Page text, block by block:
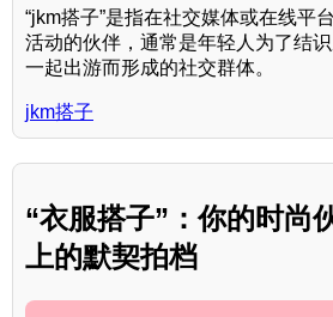
“jkm搭子”是指在社交媒体或在线平
活动的伙伴，通常是年轻人为了结
一起出游而形成的社交群体。
jkm搭子
“衣服搭子”：你的时尚
上的默契拍档